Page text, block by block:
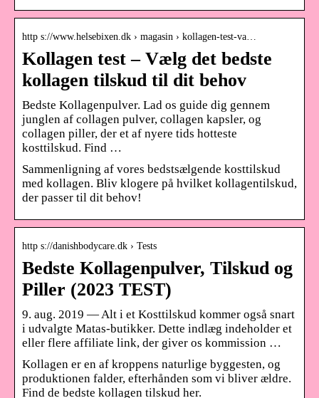
http s://www.helsebixen.dk › magasin › kollagen-test-va…
Kollagen test – Vælg det bedste
kollagen tilskud til dit behov
Bedste Kollagenpulver. Lad os guide dig gennem
junglen af collagen pulver, collagen kapsler, og
collagen piller, der et af nyere tids hotteste
kosttilskud. Find …
Sammenligning af vores bedstsælgende kosttilskud
med kollagen. Bliv klogere på hvilket kollagentilskud,
der passer til dit behov!
http s://danishbodycare.dk › Tests
Bedste Kollagenpulver, Tilskud og
Piller (2023 TEST)
9. aug. 2019 — Alt i et Kosttilskud kommer også snart
i udvalgte Matas-butikker. Dette indlæg indeholder et
eller flere affiliate link, der giver os kommission …
Kollagen er en af kroppens naturlige byggesten, og
produktionen falder, efterhånden som vi bliver ældre.
Find de bedste kollagen tilskud her.